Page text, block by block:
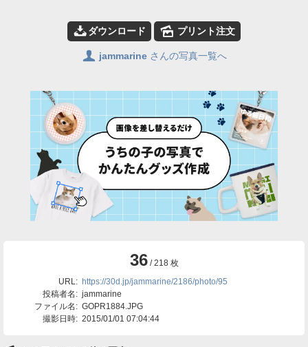
📥ダウンロード 🌄 プリント注文
👤 jammarineさんの写真一覧へ
36 / 218 枚
URL: https://30d.jp/jammarine/2186/photo/95
投稿者名: jammarine
ファイル名: GOPR1884.JPG
撮影日時: 2015/01/01 07:04:44